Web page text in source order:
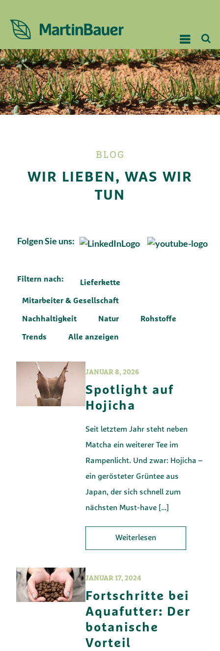
BLOG
WIR LIEBEN, WAS WIR
TUN
Folgen Sie uns:
Filtern nach: Lieferkette
Mitarbeiter & Gesellschaft
Nachhaltigkeit Natur Rohstoffe
Trends Alle anzeigen
JANUAR 8, 2026
Spotlight auf
Hojicha
Seit letztem Jahr steht neben
Matcha ein weiterer Tee im
Rampenlicht. Und zwar: Hojicha –
ein gerösteter Grüntee aus
Japan, der sich schnell zum
nächsten Must-have […]
Weiterlesen
JANUAR 17, 2024
Fortschritte bei
Aquafutter: Der
botanische
Vorteil